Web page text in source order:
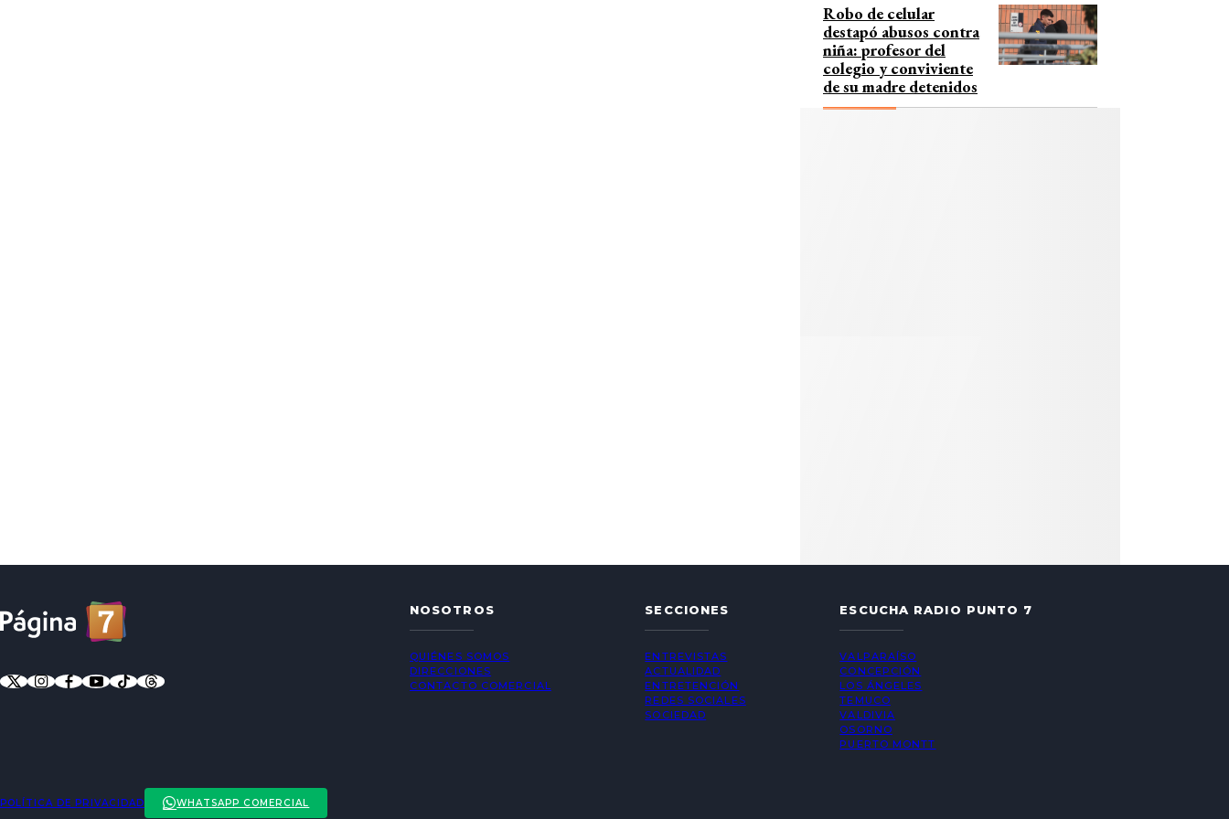
Robo de celular
destapó abusos contra
niña: profesor del
colegio y conviviente
de su madre detenidos
NOSOTROS
QUIÉNES SOMOS
DIRECCIONES
CONTACTO COMERCIAL
SECCIONES
ENTREVISTAS
ACTUALIDAD
ENTRETENCIÓN
REDES SOCIALES
SOCIEDAD
ESCUCHA RADIO PUNTO 7
VALPARAÍSO
CONCEPCIÓN
LOS ÁNGELES
TEMUCO
VALDIVIA
OSORNO
PUERTO MONTT
POLÍTICA DE PRIVACIDAD WHATSAPP COMERCIAL